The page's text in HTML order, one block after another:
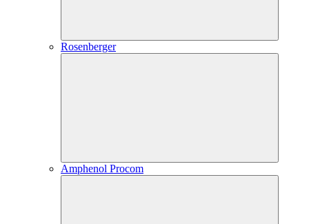
Rosenberger
Amphenol Procom